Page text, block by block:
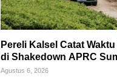
Pereli Kalsel Catat
di Shakedown APRC
Agustus 6, 2026